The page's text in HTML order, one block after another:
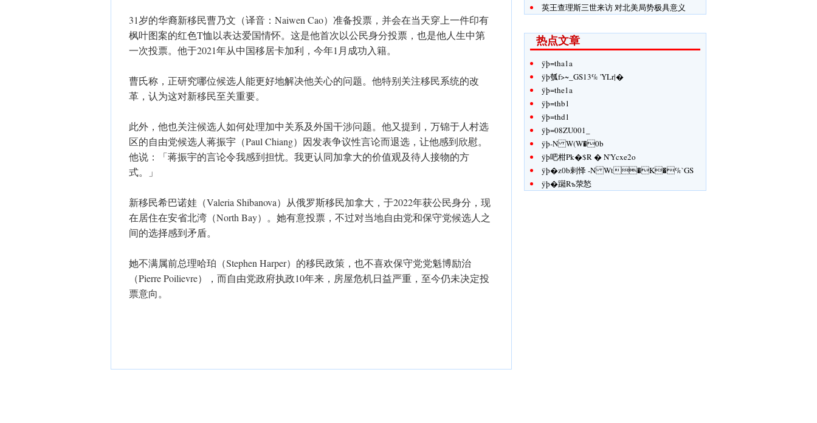
31岁的华裔新移民曹乃文（译音：Naiwen Cao）准备投票，并会在当天穿上一件印有
枫叶图案的红色T恤以表达爱国情怀。这是他首次以公民身分投票，也是他人生中第
一次投票。他于2021年从中国移居卡加利，今年1月成功入籍。
曹氏称，正研究哪位候选人能更好地解决他关心的问题。他特别关注移民系统的改
革，认为这对新移民至关重要。
此外，他也关注候选人如何处理加中关系及外国干涉问题。他又提到，万锦于人村选
区的自由党候选人蒋振宇（Paul Chiang）因发表争议性言论而退选，让他感到欣慰。
他说：「蒋振宇的言论令我感到担忧。我更认同加拿大的价值观及待人接物的方
式。」
新移民希巴诺娃（Valeria Shibanova）从俄罗斯移民加拿大，于2022年获公民身分，现
在居住在安省北湾（North Bay）。她有意投票，不过对当地自由党和保守党候选人之
间的选择感到矛盾。
她不满属前总理哈珀（Stephen Harper）的移民政策，也不喜欢保守党党魁博励治
（Pierre Poilievre），而自由党政府执政10年来，房屋危机日益严重，至今仍未决定投
票意向。
英王查理斯三世来访 对北美局势极具意义
热点文章
ÿþ=tha1a
ÿþ瓠f>~_GS13% 'YLr|�
ÿþ=the1a
ÿþ=thb1
ÿþ=thd1
ÿþ=08ZU001_
ÿþ-N W(W�0b
ÿþ吧柑Pk�$R � N'Ycxe2o
ÿþ�z0b剌怿 -N Wt�K�%`GS
ÿþ�躤Rъ荥悐